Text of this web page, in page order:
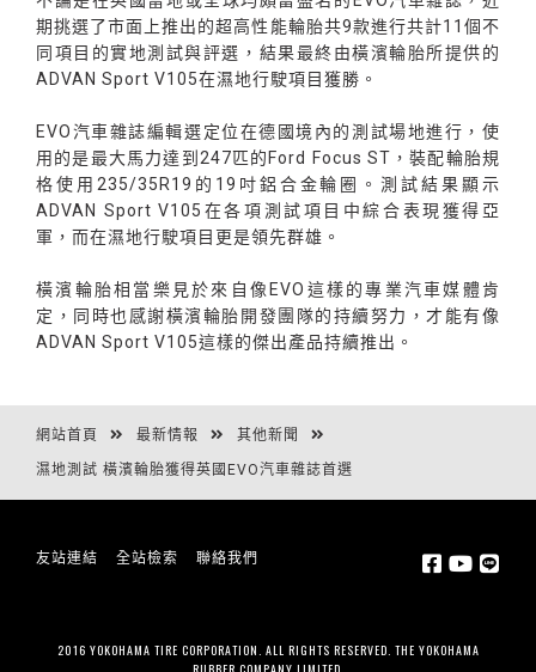
期挑選了市面上推出的超高性能輪胎共9款進行共計11個不
同項目的實地測試與評選，結果最終由橫濱輪胎所提供的
ADVAN Sport V105在濕地行駛項目獲勝。
EVO汽車雜誌編輯選定位在德國境內的測試場地進行，使
用的是最大馬力達到247匹的Ford Focus ST，裝配輪胎規
格使用235/35R19的19吋鋁合金輪圈。測試結果顯示
ADVAN Sport V105在各項測試項目中綜合表現獲得亞
軍，而在濕地行駛項目更是領先群雄。
橫濱輪胎相當樂見於來自像EVO這樣的專業汽車媒體肯
定，同時也感謝橫濱輪胎開發團隊的持續努力，才能有像
ADVAN Sport V105這樣的傑出產品持續推出。
網站首頁 最新情報 其他新聞
濕地測試 橫濱輪胎獲得英國EVO汽車雜誌首選
友站連結 全站檢索 聯絡我們
2016 YOKOHAMA TIRE CORPORATION. ALL RIGHTS RESERVED. THE YOKOHAMA